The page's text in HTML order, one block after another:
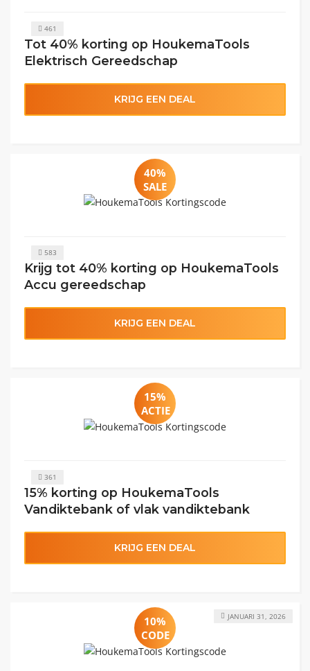
461
Tot 40% korting op HoukemaTools
Elektrisch Gereedschap
KRIJG EEN DEAL
40%
SALE
583
Krijg tot 40% korting op HoukemaTools
Accu gereedschap
KRIJG EEN DEAL
15%
ACTIE
361
15% korting op HoukemaTools
Vandiktebank of vlak vandiktebank
KRIJG EEN DEAL
10%
CODE
JANUARI 31, 2026